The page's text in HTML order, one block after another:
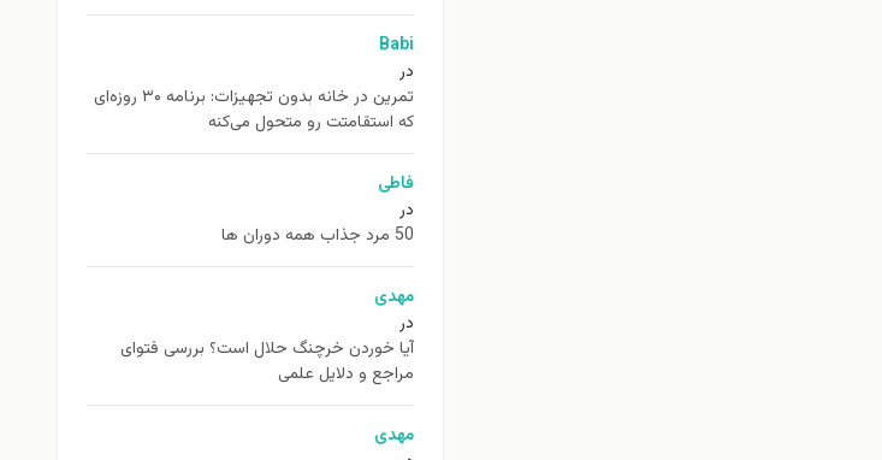
Babi
در
تمرین در خانه بدون تجهیزات: برنامه ۳۰ روزه‌ای
که استقامتت رو متحول می‌کنه
فاطی
در
50 مرد جذاب همه دوران ها
مهدی
در
آیا خوردن خرچنگ حلال است؟ بررسی فتوای
مراجع و دلایل علمی
مهدی